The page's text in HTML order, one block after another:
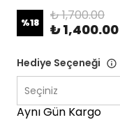
%18 ₺ 1,700.00
₺ 1,400.00
Hediye Seçeneği
Seçiniz
Aynı Gün Kargo